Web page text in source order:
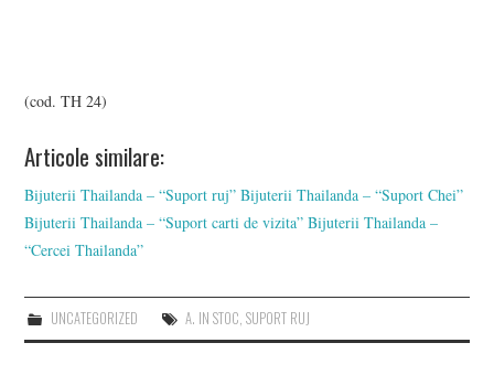
(cod. TH 24)
Articole similare:
Bijuterii Thailanda – “Suport ruj” Bijuterii Thailanda – “Suport Chei”
Bijuterii Thailanda – “Suport carti de vizita” Bijuterii Thailanda –
“Cercei Thailanda”
UNCATEGORIZED A. IN STOC, SUPORT RUJ